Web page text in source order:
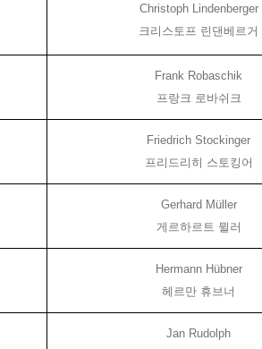
Christoph Lindenberger
크리스토프 린댄베르거
Frank Robaschik
프랑크 로바쉬크
Friedrich Stockinger
프리드리히 스토킹어
Gerhard Müller
게르하르트 뮐러
Hermann Hübner
헤르만 휴브너
Jan Rudolph